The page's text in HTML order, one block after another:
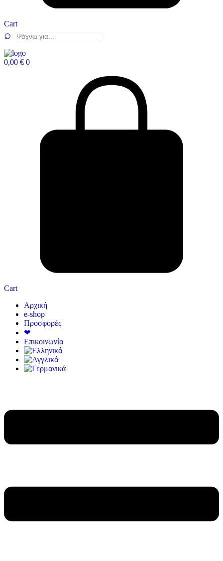
Cart
0,00 € 0
Cart
Αρχική
e-shop
Προσφορές
❤
Επικοινωνία